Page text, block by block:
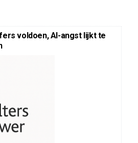
voldoen, AI-angst lijkt te